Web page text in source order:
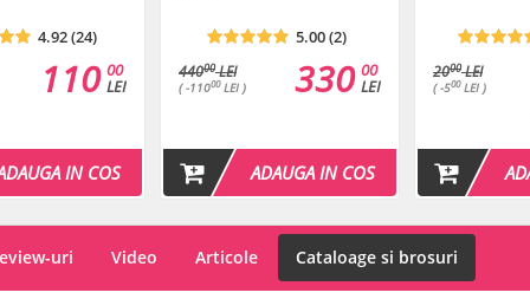
In cazul injectarilor,
iar cantitatea injectata pe
: Aqua (Water),
Acetyl Hexapeptide-8,
Aesculus Hippocastanum
Termen de valabilitate
:
4.92 (24)
00
LEI
110
IN COS
5.00 (2)
44000LEI
( -11000LEI )
00
LEI
330
ADAUGA IN COS
2000LEI
( -500LEI )
uri Video Articole Cataloage si brosuri